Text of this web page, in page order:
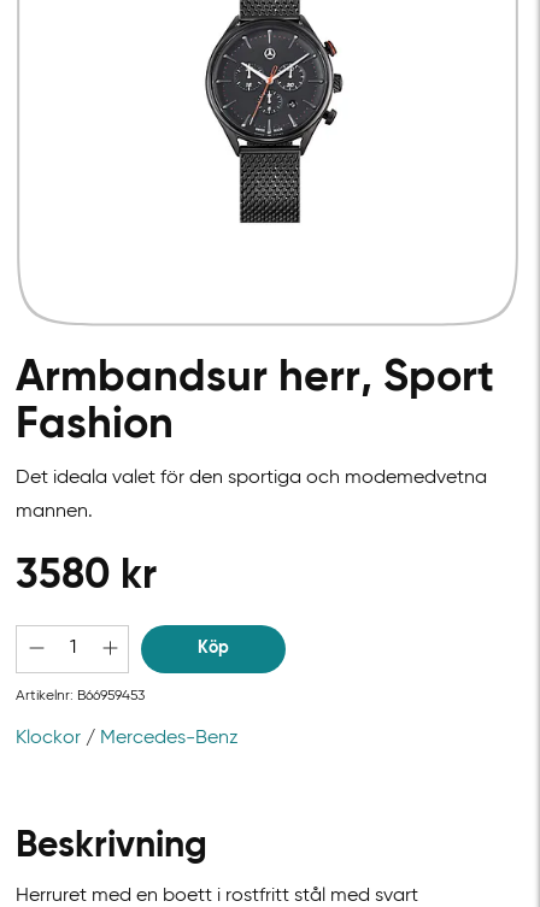
Armbandsur herr, Sport
Fashion
Det ideala valet för den sportiga och modemedvetna
mannen.
3580 kr
Köp
Artikelnr: B66959453
Klockor / Mercedes-Benz
Beskrivning
Herruret med en boett i rostfritt stål med svart